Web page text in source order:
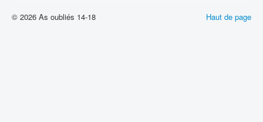
Haut de page
© 2026 As oubliés 14-18